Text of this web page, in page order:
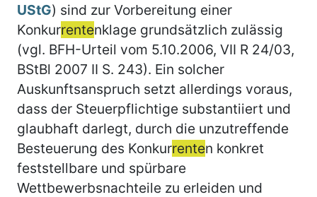
UStG) sind zur Vorbereitung einer
Konkurrentenklage grundsätzlich zulässig
(vgl. BFH-Urteil vom 5.10.2006, VII R 24/03,
BStBl 2007 II S. 243). Ein solcher
Auskunftsanspruch setzt allerdings voraus,
dass der Steuerpflichtige substantiiert und
glaubhaft darlegt, durch die unzutreffende
Besteuerung des Konkurrenten konkret
feststellbare und spürbare
Wettbewerbsnachteile zu erleiden und